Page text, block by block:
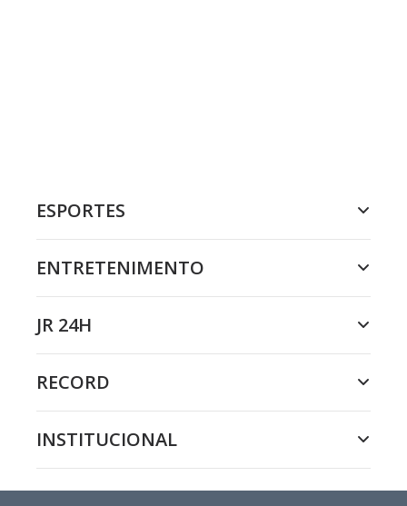
ESPORTES
ENTRETENIMENTO
JR 24H
RECORD
INSTITUCIONAL